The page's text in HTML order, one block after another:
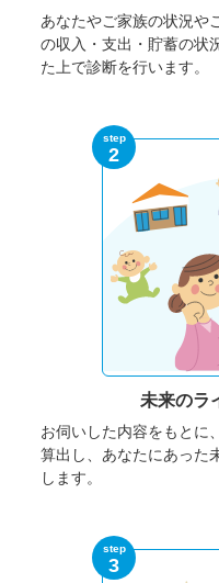
あなたやご家族の状況や
の収入・支出・貯蓄の状
た上で診断を行います。
step
2
未来のラ
お伺いした内容をもとに
算出し、あなたにあった
します。
step
3